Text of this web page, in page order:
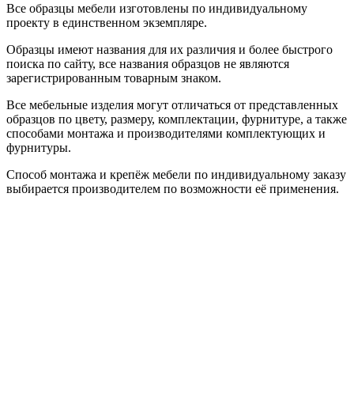
Все образцы мебели изготовлены по индивидуальному
проекту в единственном экземпляре.
Образцы имеют названия для их различия и более быстрого
поиска по сайту, все названия образцов не являются
зарегистрированным товарным знаком.
Все мебельные изделия могут отличаться от представленных
образцов по цвету, размеру, комплектации, фурнитуре, а также
способами монтажа и производителями комплектующих и
фурнитуры.
Способ монтажа и крепёж мебели по индивидуальному заказу
выбирается производителем по возможности её применения.